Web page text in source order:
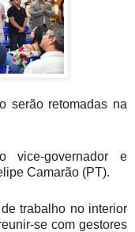
serão retomadas na
vice-governador e
Camarão (PT).
trabalho no interior
se com gestores